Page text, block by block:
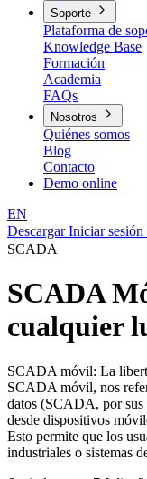
Soporte
Plataforma de
Knowledge Base
Formación
Academia
FAQs
Nosotros
Quiénes somos
Blog
Contacto
Demo online
EN
DescargarIniciar sesión
SCADA
SCADA
cualquier
SCADA móvil: La
SCADA móvil, nos
datos (SCADA, por sus
desde dispositivos
Esto permite que los
industriales o sistemas